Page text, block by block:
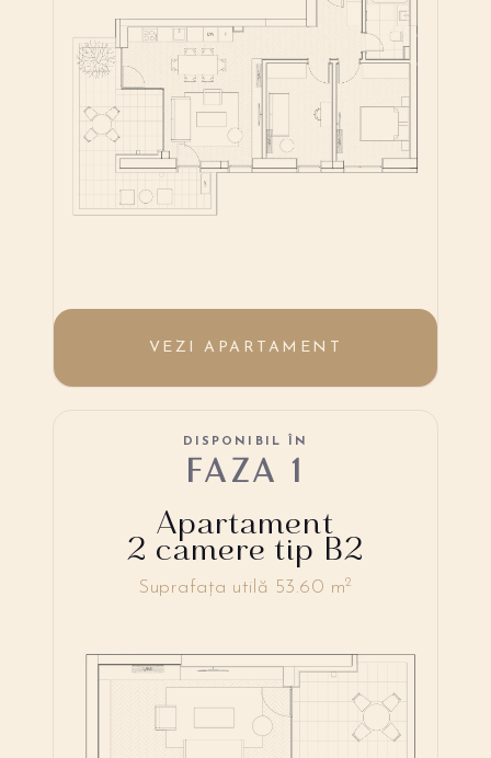
VEZI APARTAMENT
Apartament
2 camere tip B2
DISPONIBIL ÎN
FAZA 1
Suprafața utilă 53.60 m2